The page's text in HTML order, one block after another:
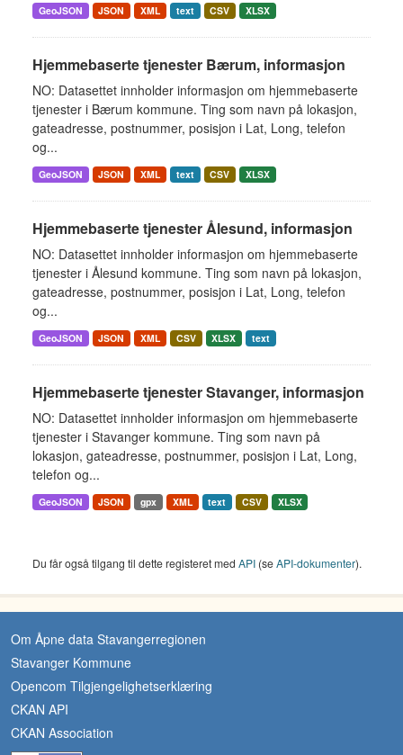
GeoJSON JSON XML text CSV XLSX
Hjemmebaserte tjenester Bærum, informasjon
NO: Datasettet innholder informasjon om hjemmebaserte
tjenester i Bærum kommune. Ting som navn på lokasjon,
gateadresse, postnummer, posisjon i Lat, Long, telefon
og...
GeoJSON JSON XML text CSV XLSX
Hjemmebaserte tjenester Ålesund, informasjon
NO: Datasettet innholder informasjon om hjemmebaserte
tjenester i Ålesund kommune. Ting som navn på lokasjon,
gateadresse, postnummer, posisjon i Lat, Long, telefon
og...
GeoJSON JSON XML CSV XLSX text
Hjemmebaserte tjenester Stavanger, informasjon
NO: Datasettet innholder informasjon om hjemmebaserte
tjenester i Stavanger kommune. Ting som navn på
lokasjon, gateadresse, postnummer, posisjon i Lat, Long,
telefon og...
GeoJSON JSON gpx XML text CSV XLSX
Du får også tilgang til dette registeret med API (seAPI-dokumenter).
Om Åpne data Stavangerregionen
Stavanger Kommune
Opencom Tilgjengelighetserklæring
CKAN API
CKAN Association